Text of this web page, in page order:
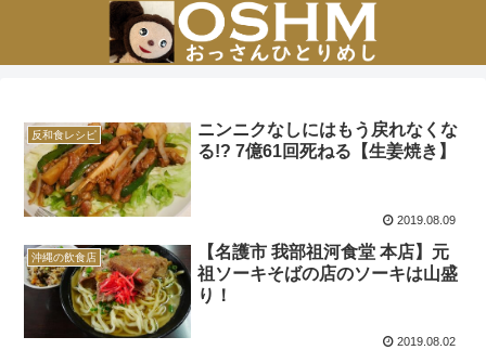
反和食レシピ
ニンニクなしにはもう戻れなくな
る!? 7億61回死ねる【生姜焼き】
2019.08.09
沖縄の飲食店
【名護市 我部祖河食堂 本店】元
祖ソーキそばの店のソーキは山盛
り！
2019.08.02